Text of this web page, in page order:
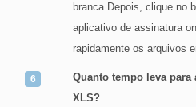
branca.Depois, clique no
aplicativo de assinatura
rapidamente os arquivos
Quanto tempo leva
XLS?